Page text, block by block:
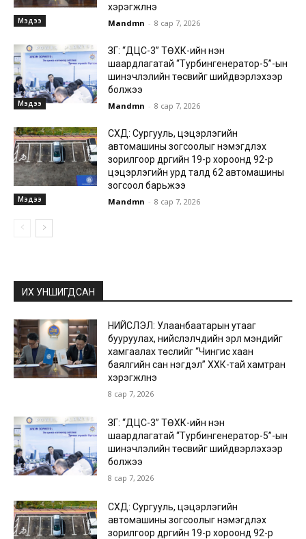
Мэдээ
хэрэгжүүлнэ
Mandmn - 8 сар 7, 2026
Мэдээ
ЗГ: “ДЦС-3” ТӨХК-ийн нэн
шаардлагатай “Турбингенератор-5”-ын
шинэчлэлийн төсвийг шийдвэрлэхээр
болжээ
Mandmn - 8 сар 7, 2026
Мэдээ
СХД: Сургууль, цэцэрлэгийн
автомашины зогсоолыг нэмэгдүүлэх
зорилгоор дүүргийн 19-р хороонд 92-р
цэцэрлэгийн урд талд 62 автомашины
зогсоол барьжээ
Mandmn - 8 сар 7, 2026
ИХ УНШИГДСАН
НИЙСЛЭЛ: Улаанбаатарын утааг
бууруулах, нийслэлчүүдийн эрүүл мэндийг
хамгаалах төслийг “Чингис хаан
баялгийн сан нэгдэл” ХХК-тай хамтран
хэрэгжүүлнэ
8 сар 7, 2026
ЗГ: “ДЦС-3” ТӨХК-ийн нэн
шаардлагатай “Турбингенератор-5”-ын
шинэчлэлийн төсвийг шийдвэрлэхээр
болжээ
8 сар 7, 2026
СХД: Сургууль, цэцэрлэгийн
автомашины зогсоолыг нэмэгдүүлэх
зорилгоор дүүргийн 19-р хороонд 92-р